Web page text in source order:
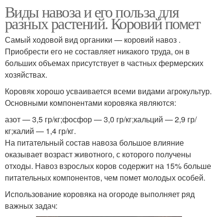
Навоз под малину Навоз для обогрева
Навоз на дачном
участке
Виды навоза и его польза для
разных растений. Коровий помет
Самый ходовой вид органики — коровий навоз .
Приобрести его не составляет никакого труда, он в
больших объемах присутствует в частных фермерских
хозяйствах.
Коровяк хорошо усваивается всеми видами агрокультур.
Основными компонентами коровяка являются:
азот — 3,5 гр/кг;фосфор — 3,0 гр/кг;кальций — 2,9 гр/
кг;калий — 1,4 гр/кг.
На питательный состав навоза большое влияние
оказывает возраст животного, с которого получены
отходы. Навоз взрослых коров содержит на 15% больше
питательных компонентов, чем помет молодых особей.
Использование коровяка на огороде выполняет ряд
важных задач: